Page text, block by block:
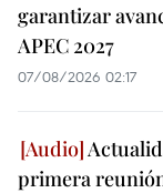
garantizar
APEC 2027
07/08/2026 02:17
primera